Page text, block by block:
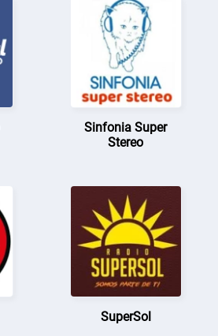
Sinfonia Super
Stereo
SuperSol